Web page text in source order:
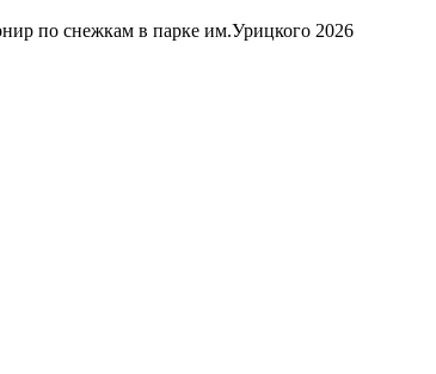
по снежкам в парке им.Урицкого 2026